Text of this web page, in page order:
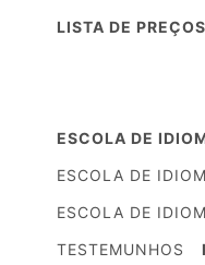
LISTA DE PREÇOS
ESCOLA DE
ESCOLA DE
ESCOLA DE
TESTEMUNHOS